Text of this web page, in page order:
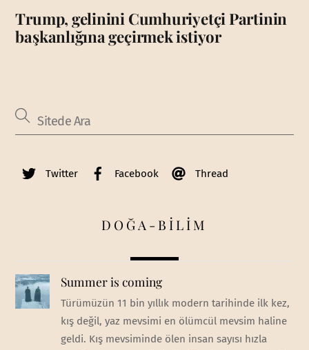
Trump, gelinini Cumhuriyetçi Partinin
başkanlığına geçirmek istiyor
Twitter Facebook Thread
DOĞA-BİLİM
Summer is coming
Türümüzün 11 bin yıllık modern tarihinde ilk kez,
kış değil, yaz mevsimi en ölümcül mevsim haline
geldi. Kış mevsiminde ölen insan sayısı hızla